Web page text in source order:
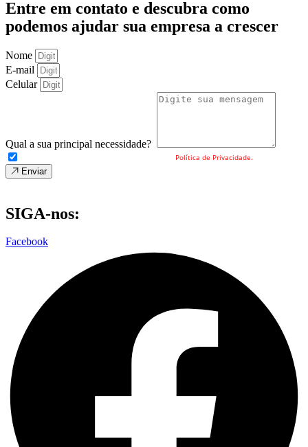
Entre em contato e descubra como
podemos ajudar sua empresa a crescer
Nome
E-mail
Celular
Qual a sua principal necessidade?
Política de Privacidade.
Enviar
SIGA-nos:
Facebook